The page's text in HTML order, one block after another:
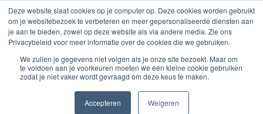
Deze website slaat cookies op je computer op. Deze cookies worden gebruikt
om je websitebezoek te verbeteren en meer gepersonaliseerde diensten aan
je aan te bieden, zowel op deze website als via andere media. Zie ons
Privacybeleid voor meer informatie over de cookies die we gebruiken.
We zullen je gegevens niet volgen als je onze site bezoekt. Maar om
te voldoen aan je voorkeuren moeten we één kleine cookie gebruiken
zodat je niet vaker wordt gevraagd om deze keus te maken.
Accepteren Weigeren
Zum
Inhalt
springen
Randstad Sourceright